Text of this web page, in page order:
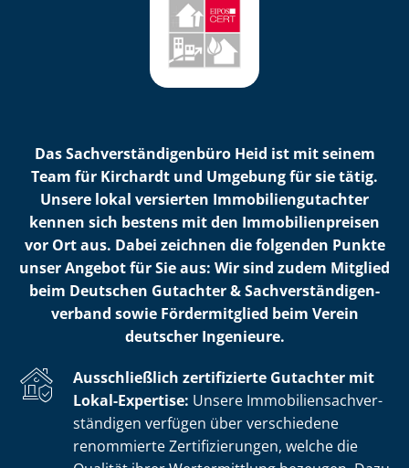
Das Sach­ver­stän­di­gen­bü­ro Heid ist mit seinem
Team für Kirchardt und Umgebung für sie tätig.
Unsere lokal versierten Im­mo­bi­li­en­gut­ach­ter
kennen sich bestens mit den Im­mo­bi­li­en­prei­sen
vor Ort aus. Dabei zeichnen die folgenden Punkte
unser Angebot für Sie aus: Wir sind zudem Mitglied
beim Deutschen Gutachter & Sach­ver­stän­di­gen­
ver­band sowie Fördermitglied beim Verein
deutscher Ingenieure.
Ausschließlich zertifizierte Gutachter mit
Lokal-Expertise: Unsere Im­mo­bi­li­en­sach­ver­
stän­di­gen verfügen über verschiedene
renommierte Zer­ti­fi­zie­run­gen, welche die